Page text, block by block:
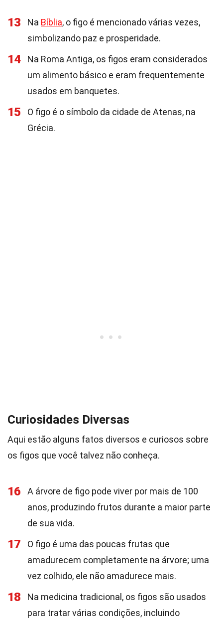
13 Na Bíblia, o figo é mencionado várias vezes,
simbolizando paz e prosperidade.
14
Na Roma Antiga, os figos eram considerados
um alimento básico e eram frequentemente
usados em banquetes.
15
O figo é o símbolo da cidade de Atenas, na
Grécia.
Curiosidades Diversas
Aqui estão alguns fatos diversos e curiosos sobre
os figos que você talvez não conheça.
16
A árvore de figo pode viver por mais de 100
anos, produzindo frutos durante a maior parte
de sua vida.
17
O figo é uma das poucas frutas que
amadurecem completamente na árvore; uma
vez colhido, ele não amadurece mais.
18
Na medicina tradicional, os figos são usados
para tratar várias condições, incluindo